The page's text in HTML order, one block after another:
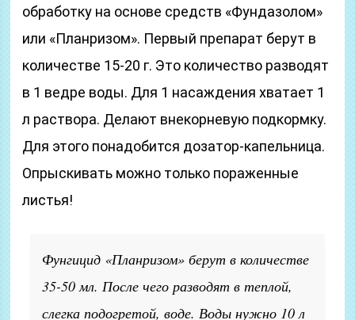
обработку на основе средств «Фундазолом»
или «Планризом». Первый препарат берут в
количестве 15-20 г. Это количество разводят
в 1 ведре воды. Для 1 насаждения хватает 1
л раствора. Делают внекорневую подкормку.
Для этого понадобится дозатор-капельница.
Опрыскивать можно только пораженные
листья!
Фунгицид «Планризом» берут в количестве
35-50 мл. После чего разводят в теплой,
слегка подогретой, воде. Воды нужно 10 л